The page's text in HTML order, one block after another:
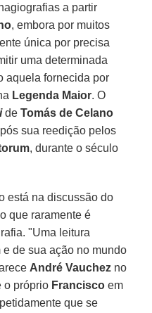
a partir
, embora por muitos
única por precisa
uma determinada
aquela fornecida por
Legenda Maior. O
deTomás de Celano
sua reedição pelos
, durante o século
está na discussão do
que raramente é
"Uma leitura
de sua ação no mundo
André Vauchez no
o próprio Francisco em
que se